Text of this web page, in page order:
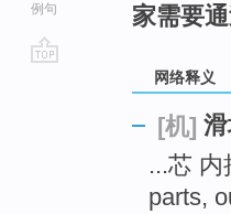
例句
家需要
网络释义
[机]
...芯 内
parts,